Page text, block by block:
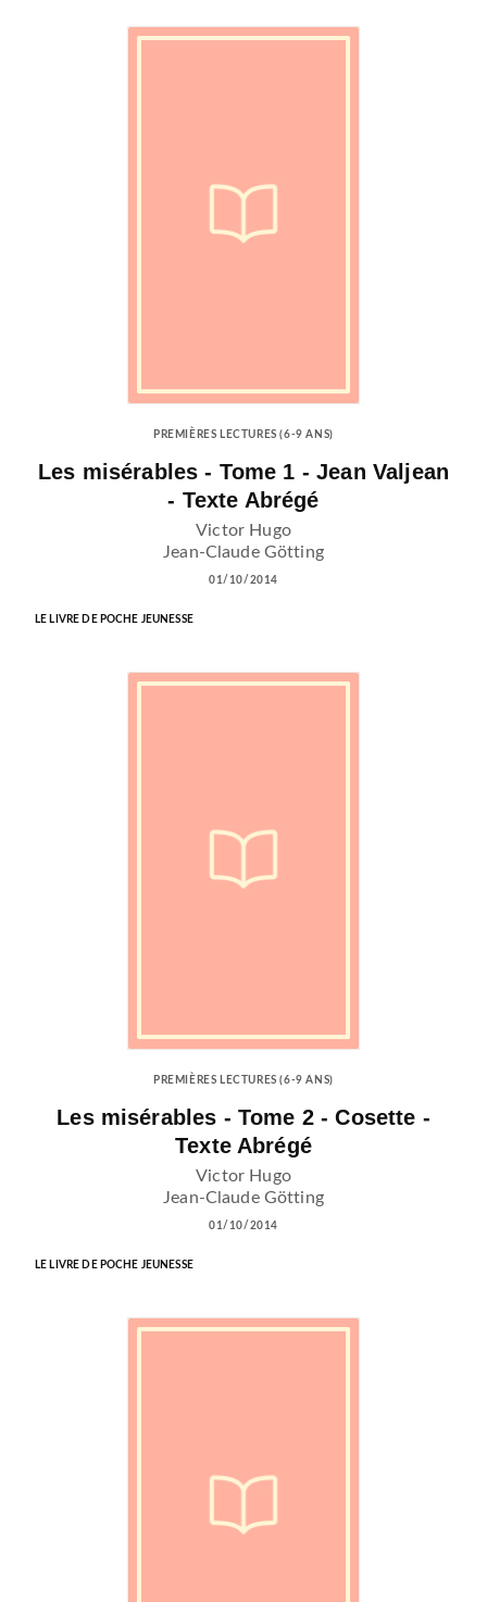
PREMIÈRES LECTURES (6-9 ANS)
Les misérables - Tome 1 - Jean Valjean
- Texte Abrégé
Victor Hugo
Jean-Claude Götting
01/10/2014
LE LIVRE DE POCHE JEUNESSE
PREMIÈRES LECTURES (6-9 ANS)
Les misérables - Tome 2 - Cosette -
Texte Abrégé
Victor Hugo
Jean-Claude Götting
01/10/2014
LE LIVRE DE POCHE JEUNESSE